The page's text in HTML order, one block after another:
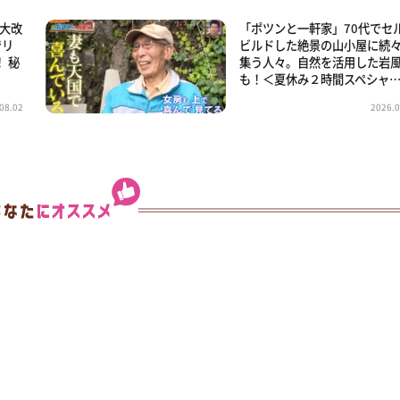
改
秘
「ポツンと一軒家」70代でセ
ビルドした絶景の山小屋に続
集う人々。自然を活用した岩
も！＜夏休み２時間スペシャ…